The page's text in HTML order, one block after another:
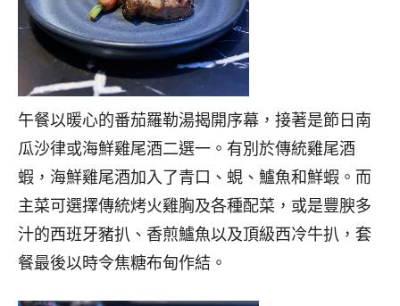
午餐以暖心的番茄羅勒湯揭開序幕，接著是節日南
瓜沙律或海鮮雞尾酒二選一。有別於傳統雞尾酒
蝦，海鮮雞尾酒加入了青口、蜆、鱸魚和鮮蝦。而
主菜可選擇傳統烤火雞胸及各種配菜，或是豐腴多
汁的西班牙豬扒、香煎鱸魚以及頂級西冷牛扒，套
餐最後以時令焦糖布甸作結。